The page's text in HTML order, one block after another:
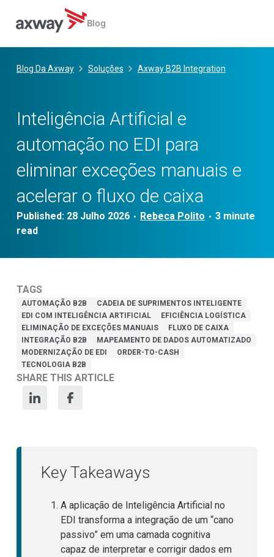
Blog
Blog Da Axway Soluções Axway B2B Integration
Inteligência Artificial e
automação no EDI para
eliminar exceções manuais e
acelerar o fluxo de caixa
Published: 28 Julho 2026 • Rebeca Polito •
TAGS
AUTOMAÇÃO B2B
CADEIA DE SUPRIMENTOS INTELIGENTE
EDI COM INTELIGÊNCIA ARTIFICIAL
EFICIÊNCIA LOGÍSTICA
ELIMINAÇÃO DE EXCEÇÕES MANUAIS
FLUXO DE CAIXA
INTEGRAÇÃO B2B
MAPEAMENTO DE DADOS AUTOMATIZADO
MODERNIZAÇÃO DE EDI
ORDER-TO-CASH
TECNOLOGIA B2B
SHARE THIS ARTICLE
Key Takeaways
A aplicação de Inteligência Artificial no
EDI transforma a integração de um “cano
passivo” em uma camada cognitiva
capaz de interpretar e corrigir dados em